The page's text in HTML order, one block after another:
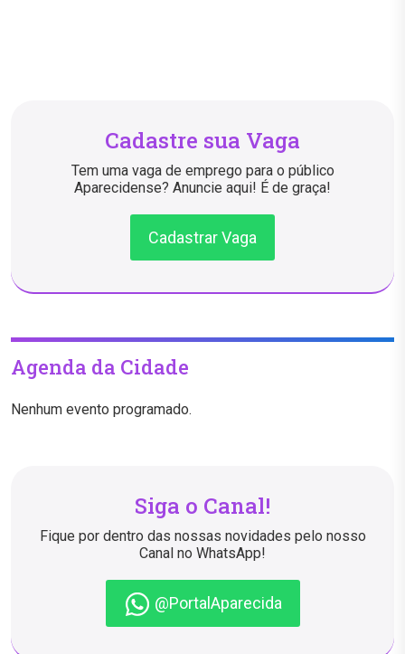
Cadastre sua Vaga
Tem uma vaga de emprego para o público
Aparecidense? Anuncie aqui! É de graça!
Cadastrar Vaga
Agenda da Cidade
Nenhum evento programado.
Siga o Canal!
Fique por dentro das nossas novidades pelo nosso
Canal no WhatsApp!
@PortalAparecida